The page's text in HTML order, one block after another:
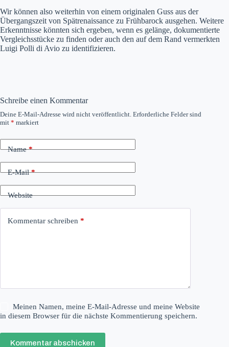
Wir können also weiterhin von einem originalen Guss aus der
Übergangszeit von Spätrenaissance zu Frühbarock ausgehen. Weitere
Erkenntnisse könnten sich ergeben, wenn es gelänge, dokumentierte
Vergleichsstücke zu finden oder auch den auf dem Rand vermerkten
Luigi Polli di Avio zu identifizieren.
Schreibe einen Kommentar
Deine E-Mail-Adresse wird nicht veröffentlicht. Erforderliche Felder sind
mit * markiert
Name*
E-Mail*
Website
Kommentar schreiben *
Meinen Namen, meine E-Mail-Adresse und meine Website
in diesem Browser für die nächste Kommentierung speichern.
Kommentar abschicken